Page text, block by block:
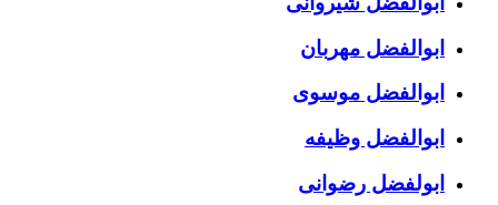
ابوالفضل مهربان
ابوالفضل موسوی
ابوالفضل وظیفه
ابولفضل رضوانی